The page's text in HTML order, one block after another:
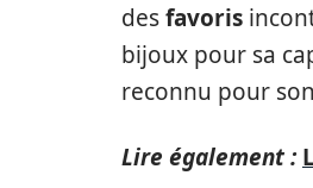
desfavoris
bijoux pour sa
reconnu pour
Lire également :